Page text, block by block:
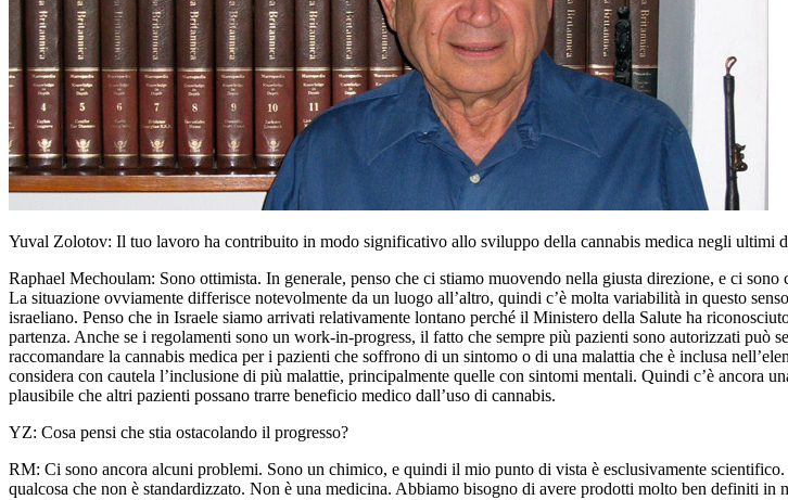
Yuval Zolotov: Il tuo lavoro ha contribuito in modo significativo allo sviluppo della cannabis medica negli ultimi
Raphael Mechoulam: Sono ottimista. In generale, penso che ci stiamo muovendo nella giusta direzione, e ci
La situazione ovviamente differisce notevolmente da un luogo all’altro, quindi c’è molta variabilità in questo
israeliano. Penso che in Israele siamo arrivati relativamente lontano perché il Ministero della Salute ha
partenza. Anche se i regolamenti sono un work-in-progress, il fatto che sempre più pazienti sono autorizzati
raccomandare la cannabis medica per i pazienti che soffrono di un sintomo o di una malattia che è inclusa
considera con cautela l’inclusione di più malattie, principalmente quelle con sintomi mentali. Quindi c’è ancora
plausibile che altri pazienti possano trarre beneficio medico dall’uso di cannabis.
YZ: Cosa pensi che stia ostacolando il progresso?
RM: Ci sono ancora alcuni problemi. Sono un chimico, e quindi il mio punto di vista è esclusivamente
qualcosa che non è standardizzato. Non è una medicina. Abbiamo bisogno di avere prodotti molto ben definiti